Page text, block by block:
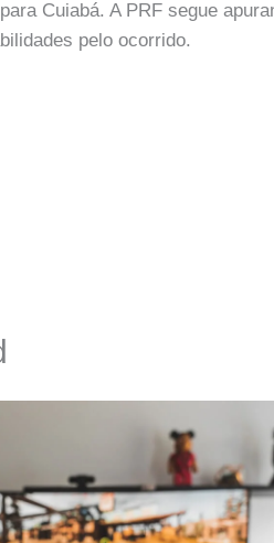
Cuiabá. A PRF segue
pelo ocorrido.